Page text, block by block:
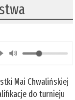
Mai Chwalińskiej
do turnieju